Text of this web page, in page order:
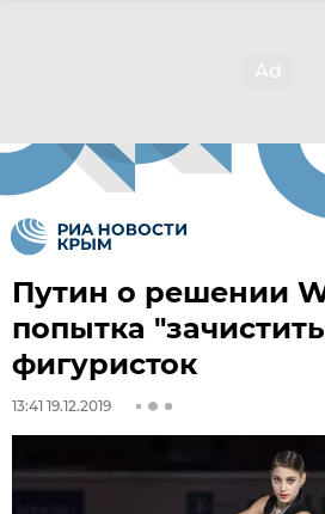
Путин о решении
попытка
фигуристок
13:41 19.12.2019